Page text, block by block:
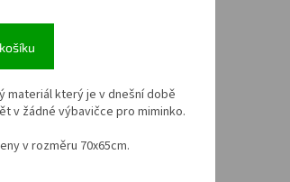
materiál který je v dnešní době
v žádné výbavičce pro miminko.
v rozměru 70x65cm.